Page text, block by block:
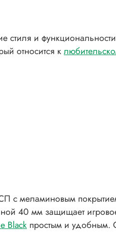
стиля и
относится к
с меламиновым
40 мм защищает
Black простым и удобным.